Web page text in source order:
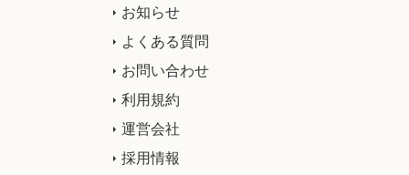
お知らせ
よくある質問
お問い合わせ
利用規約
運営会社
採用情報